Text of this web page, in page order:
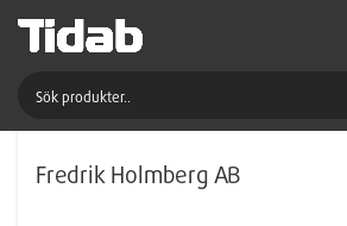
Fredrik Holmberg AB